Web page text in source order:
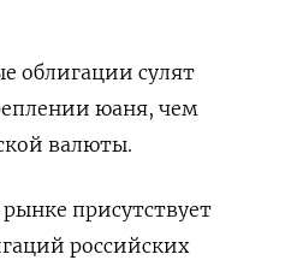
облигации сулят
юаня, чем
валюты.
присутствует
российских